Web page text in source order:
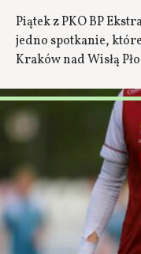
Piątek z PKO BP
jedno spotkanie,
Kraków nad Wisłą